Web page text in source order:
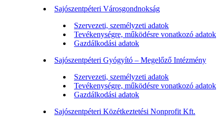
Sajószentpéteri Városgondnokság
Szervezeti, személyzeti adatok
Tevékenységre, működésre vonatkozó adatok
Gazdálkodási adatok
Sajószentpéteri Gyógyító – Megelőző Intézmény
Szervezeti, személyzeti adatok
Tevékenységre, működésre vonatkozó adatok
Gazdálkodási adatok
Sajószentpéteri Közétkeztetési Nonprofit Kft.